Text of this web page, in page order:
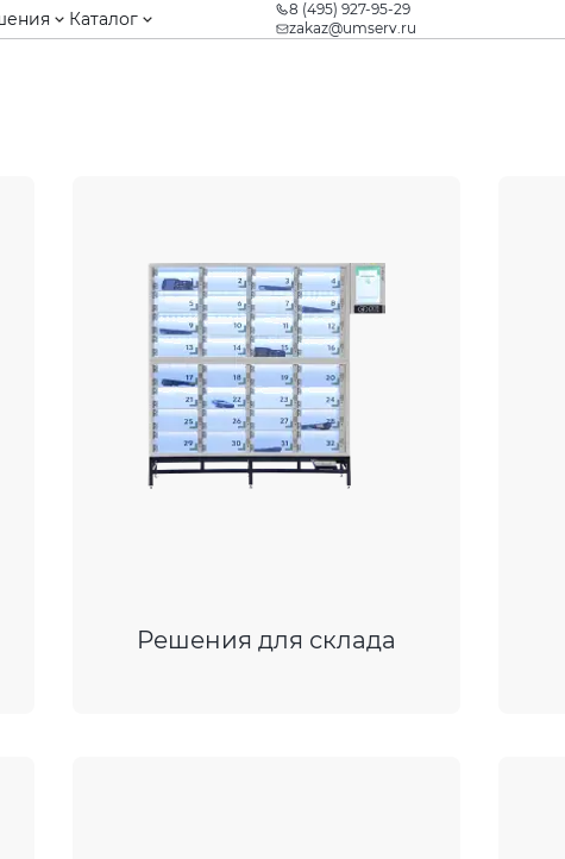
Каталог
8 (495) 927-95-29
zakaz@umserv.ru
Решения для склада